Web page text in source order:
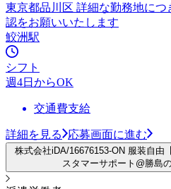
東京都品川区 詳細な勤務地に
認をお願いいたします
鮫洲駅
シフト
週4日からOK
交通費支給
詳細を見る 応募画面に進む
株式会社iDA/16676153-ON 服装自由
スタマーサポート@勝島